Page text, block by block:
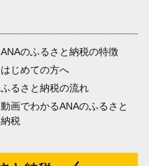
ANAのふるさと納税の特徴
はじめての方へ
ふるさと納税の流れ
動画でわかるANAのふるさと
納税